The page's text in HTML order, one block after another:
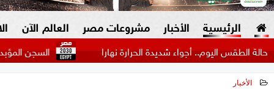
الرئيسية الأخبار مشروعات مصر العالم الآن
السجن المؤبد ومليون أجواء شديدة الحرارة نهارا
الأخبار